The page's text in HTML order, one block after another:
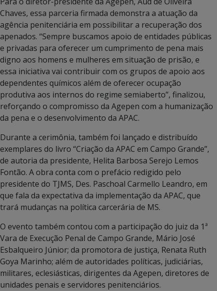
Chaves, essa parceria firmada demonstra a atuação da
agência penitenciária em possibilitar a recuperação dos
apenados. “Sempre buscamos apoio de entidades públicas
e privadas para oferecer um cumprimento de pena mais
digno aos homens e mulheres em situação de prisão, e
essa iniciativa vai contribuir com os grupos de apoio aos
dependentes químicos além de oferecer ocupação
produtiva aos internos do regime semiaberto”, finalizou,
reforçando o compromisso da Agepen com a humanização
da pena e o desenvolvimento da APAC.
Durante a cerimônia, também foi lançado e distribuído
exemplares do livro “Criação da APAC em Campo Grande”,
de autoria da presidente, Helita Barbosa Serejo Lemos
Fontão. A obra conta com o prefácio redigido pelo
presidente do TJMS, Des. Paschoal Carmello Leandro, em
que fala da expectativa da implementação da APAC, que
trará mudanças na política carcerária de MS.
O evento também contou com a participação do juiz da 1ª
Vara de Execução Penal de Campo Grande, Mário José
Esbalqueiro Júnior; da promotora de justiça, Renata Ruth
Goya Marinho; além de autoridades políticas, judiciárias,
militares, eclesiásticas, dirigentes da Agepen, diretores de
unidades penais e servidores penitenciários.